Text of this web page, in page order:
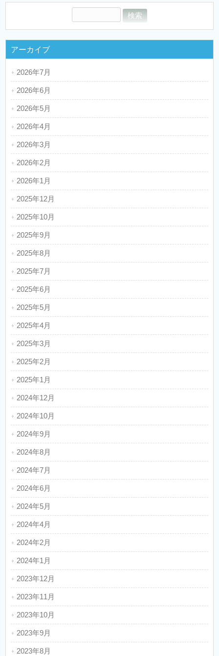
アーカイブ
2026年7月
2026年6月
2026年5月
2026年4月
2026年3月
2026年2月
2026年1月
2025年12月
2025年10月
2025年9月
2025年8月
2025年7月
2025年6月
2025年5月
2025年4月
2025年3月
2025年2月
2025年1月
2024年12月
2024年10月
2024年9月
2024年8月
2024年7月
2024年6月
2024年5月
2024年4月
2024年2月
2024年1月
2023年12月
2023年11月
2023年10月
2023年9月
2023年8月